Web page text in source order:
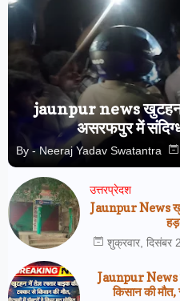
jaunpur news खुटहन
असरफपुर में
By - Neeraj Yadav Swatantra
उत्तरप्रेदश
Jaunpur News
शुक्रवार, दिसंबर
Jaunpur News
किसान की मौत,